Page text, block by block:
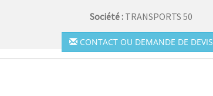
Société : TRANSPORTS 50
CONTACT OU DEMANDE DE DEVIS